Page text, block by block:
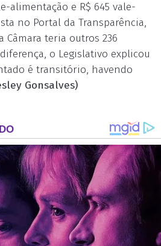
alimentação e R$ 645 vale-
no Portal da Transparência,
Câmara teria outros 236
o Legislativo explicou
é transitório, havendo
Gonsalves)